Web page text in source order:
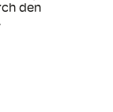
den